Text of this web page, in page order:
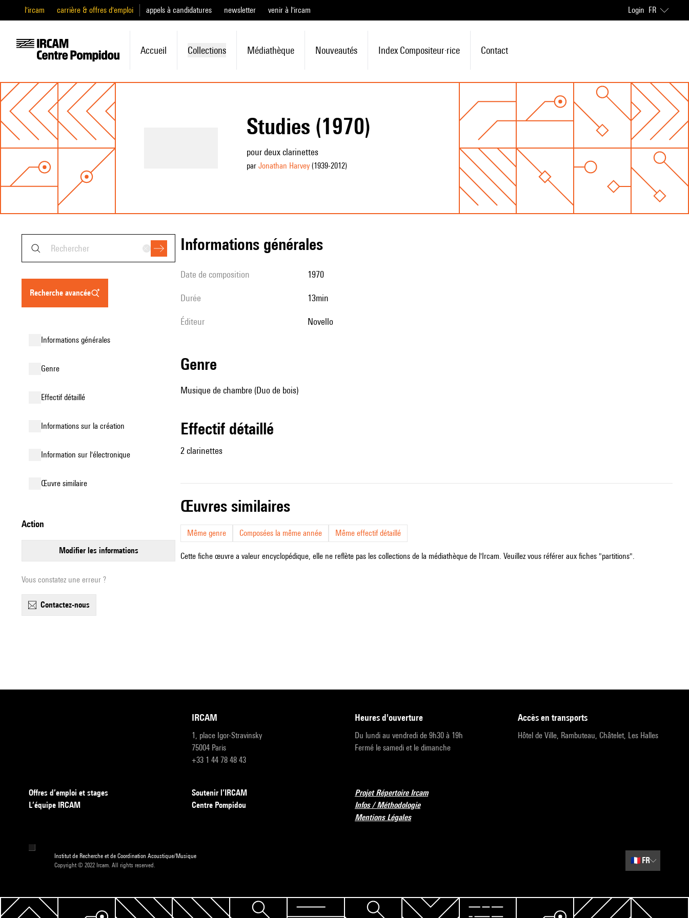
l'ircam carrière & offres d'emploi appels à candidatures newsletter venir à l'ircam Login FR
Accueil Collections Médiathèque Nouveautés Index Compositeur·rice Contact
Studies (1970)
pour deux clarinettes
par Jonathan Harvey(1939-2012)
recherche avancée
informations générales
genre
effectif détaillé
informations sur la création
Information sur l'électronique
œuvre similaire
action
modifier les informations
Vous constatez une erreur ?
contactez-nous
informations générales
date de composition 1970
durée 13min
éditeur Novello
genre
Musique de chambre (Duo de bois)
effectif détaillé
2 clarinettes
œuvres similaires
Même genre Composées la même année Même effectif détaillé
Cette fiche œuvre a valeur encyclopédique, elle ne reflète pas les collections de la médiathèque de l'Ircam. Veuillez vous référer aux fiches "partitions".
IRCAM
1, place Igor-Stravinsky
75004 Paris
+33 1 44 78 48 43
heures d'ouverture
Du lundi au vendredi de 9h30 à 19h
Fermé le samedi et le dimanche
accès en transports
Hôtel de Ville, Rambuteau, Châtelet, Les Halles
Offres d’emploi et stages
L’équipe IRCAM
Soutenir l’IRCAM
Centre Pompidou
Projet Répertoire Ircam
Infos / Méthodologie
Mentions Légales
Institut de Recherche et de Coordination Acoustique/Musique
Copyright © 2022 Ircam. All rights reserved.
🇫🇷 FR